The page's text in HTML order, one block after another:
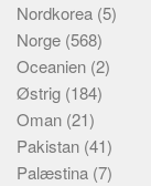
Nordkorea (5)
Norge (568)
Oceanien (2)
Østrig (184)
Oman (21)
Pakistan (41)
Palæstina (7)